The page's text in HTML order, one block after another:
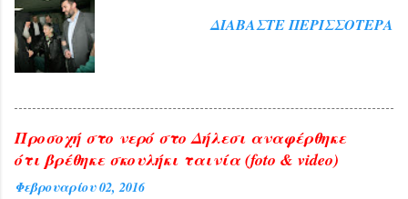
ΔΙΑΒΆΣΤΕ ΠΕΡΙΣΣΌΤΕΡΑ
Προσοχή στο νερό στο Δήλεσι αναφέρθηκε
ότι βρέθηκε σκουλήκι ταινία (foto & video)
Φεβρουαρίου 02, 2016